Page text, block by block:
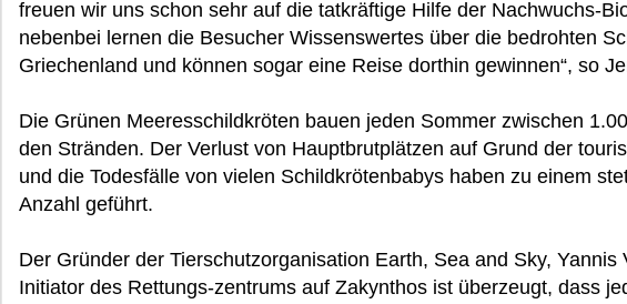
freuen wir uns schon sehr auf die tatkräftige Hilfe der Nachwuchs-
nebenbei lernen die Besucher Wissenswertes über die bedrohten
Griechenland und können sogar eine Reise dorthin gewinnen“, so
Die Grünen Meeresschildkröten bauen jeden Sommer zwischen
den Stränden. Der Verlust von Hauptbrutplätzen auf Grund der
und die Todesfälle von vielen Schildkrötenbabys haben zu einem
Anzahl geführt.
Der Gründer der Tierschutzorganisation Earth, Sea and Sky, Yannis
Initiator des Rettungs-zentrums auf Zakynthos ist überzeugt, dass